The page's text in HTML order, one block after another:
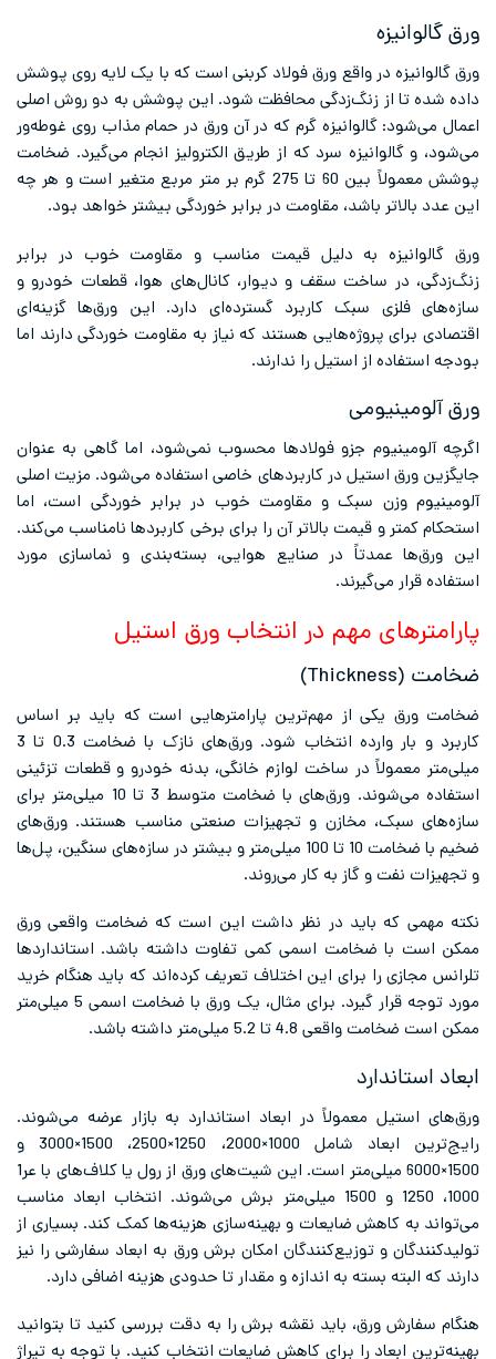
ورق گالوانیزه
ورق گالوانیزه در واقع ورق فولاد کربنی است که با یک لایه روی پوشش
داده شده تا از زنگ‌زدگی محافظت شود. این پوشش به دو روش اصلی
اعمال می‌شود: گالوانیزه گرم که در آن ورق در حمام مذاب روی غوطه‌ور
می‌شود، و گالوانیزه سرد که از طریق الکترولیز انجام می‌گیرد. ضخامت
پوشش معمولاً بین 60 تا 275 گرم بر متر مربع متغیر است و هر چه
این عدد بالاتر باشد، مقاومت در برابر خوردگی بیشتر خواهد بود.
ورق گالوانیزه به دلیل قیمت مناسب و مقاومت خوب در برابر
زنگ‌زدگی، در ساخت سقف و دیوار، کانال‌های هوا، قطعات خودرو و
سازه‌های فلزی سبک کاربرد گسترده‌ای دارد. این ورق‌ها گزینه‌ای
اقتصادی برای پروژه‌هایی هستند که نیاز به مقاومت خوردگی دارند اما
بودجه استفاده از استیل را ندارند.
ورق آلومینیومی
اگرچه آلومینیوم جزو فولادها محسوب نمی‌شود، اما گاهی به عنوان
جایگزین ورق استیل در کاربردهای خاصی استفاده می‌شود. مزیت اصلی
آلومینیوم وزن سبک و مقاومت خوب در برابر خوردگی است، اما
استحکام کمتر و قیمت بالاتر آن را برای برخی کاربردها نامناسب می‌کند.
این ورق‌ها عمدتاً در صنایع هوایی، بسته‌بندی و نماسازی مورد
استفاده قرار می‌گیرند.
پارامترهای مهم در انتخاب ورق استیل
ضخامت (Thickness)
ضخامت ورق یکی از مهم‌ترین پارامترهایی است که باید بر اساس
کاربرد و بار وارده انتخاب شود. ورق‌های نازک با ضخامت 0.3 تا 3
میلی‌متر معمولاً در ساخت لوازم خانگی، بدنه خودرو و قطعات تزئینی
استفاده می‌شوند. ورق‌های با ضخامت متوسط 3 تا 10 میلی‌متر برای
سازه‌های سبک، مخازن و تجهیزات صنعتی مناسب هستند. ورق‌های
ضخیم با ضخامت 10 تا 100 میلی‌متر و بیشتر در سازه‌های سنگین، پل‌ها
و تجهیزات نفت و گاز به کار می‌روند.
نکته مهمی که باید در نظر داشت این است که ضخامت واقعی ورق
ممکن است با ضخامت اسمی کمی تفاوت داشته باشد. استانداردها
تلرانس مجازی را برای این اختلاف تعریف کرده‌اند که باید هنگام خرید
مورد توجه قرار گیرد. برای مثال، یک ورق با ضخامت اسمی 5 میلی‌متر
ممکن است ضخامت واقعی 4.8 تا 5.2 میلی‌متر داشته باشد.
ابعاد استاندارد
ورق‌های استیل معمولاً در ابعاد استاندارد به بازار عرضه می‌شوند.
رایج‌ترین ابعاد شامل 1000×2000، 1250×2500، 1500×3000 و
1500×6000 میلی‌متر است. این شیت‌های ورق از رول یا کلاف‌های با عر1
1000، 1250 و 1500 میلی‌متر برش می‌شوند. انتخاب ابعاد مناسب
می‌تواند به کاهش ضایعات و بهینه‌سازی هزینه‌ها کمک کند. بسیاری از
تولیدکنندگان و توزیع‌کنندگان امکان برش ورق به ابعاد سفارشی را نیز
دارند که البته بسته به اندازه و مقدار تا حدودی هزینه اضافی دارد.
هنگام سفارش ورق، باید نقشه برش را به دقت بررسی کنید تا بتوانید
بهینه‌ترین ابعاد را برای کاهش ضایعات انتخاب کنید. با توجه به تیراژ